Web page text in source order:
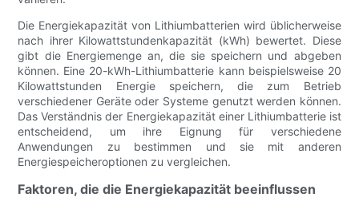
Die Energiekapazität von Lithiumbatterien wird üblicherweise
nach ihrer Kilowattstundenkapazität (kWh) bewertet. Diese
gibt die Energiemenge an, die sie speichern und abgeben
können. Eine 20-kWh-Lithiumbatterie kann beispielsweise 20
Kilowattstunden Energie speichern, die zum Betrieb
verschiedener Geräte oder Systeme genutzt werden können.
Das Verständnis der Energiekapazität einer Lithiumbatterie ist
entscheidend, um ihre Eignung für verschiedene
Anwendungen zu bestimmen und sie mit anderen
Energiespeicheroptionen zu vergleichen.
Faktoren, die die Energiekapazität beeinflussen